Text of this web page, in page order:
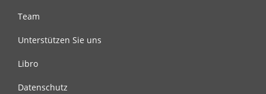
Team
Unterstützen Sie uns
Libro
Datenschutz